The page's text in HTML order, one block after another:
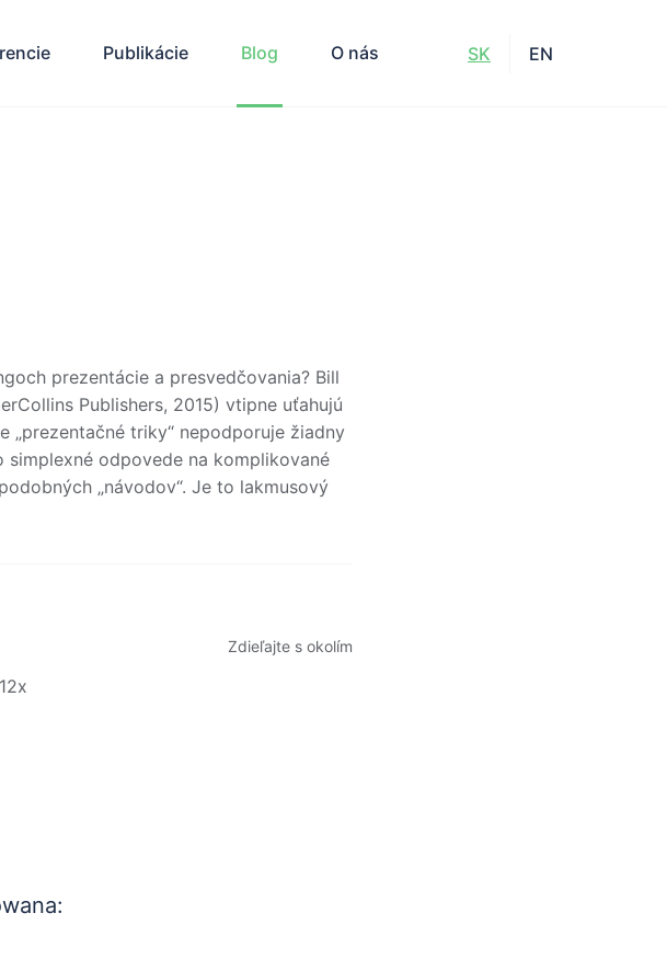
SK EN
Publikácie Blog O nás
prezentácie a presvedčovania? Bill
Publishers, 2015) vtipne uťahujú
„prezentačné triky“ nepodporuje žiadny
odpovede na komplikované
„návodov“. Je to lakmusový
Zdieľajte s okolím